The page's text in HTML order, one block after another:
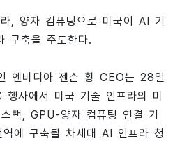
, 양자 컴퓨팅으로 미국이 AI 기
구축을 주도한다.
엔비디아 젠슨 황 CEO는 28일
사에서 미국 기술 인프라의 미
택, GPU-양자 컴퓨팅 연결 기
에 구축될 차세대 AI 인프라 청